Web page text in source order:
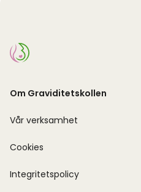
Om Graviditetskollen
Vår verksamhet
Cookies
Integritetspolicy